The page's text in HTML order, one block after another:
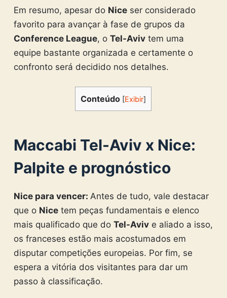
Em resumo, apesar do Niceser considerado
favorito para avançar à fase de grupos da
Conference League, o Tel-Avivtem uma
equipe bastante organizada e certamente o
confronto será decidido nos detalhes.
Conteúdo [Exibir]
Maccabi Tel-Aviv x Nice:
Palpite e prognóstico
Nice para vencer: Antes de tudo, vale destacar
que o Nicetem peças fundamentais e elenco
mais qualificado que do Tel-Avive aliado a isso,
os franceses estão mais acostumados em
disputar competições europeias. Por fim, se
espera a vitória dos visitantes para dar um
passo à classificação.